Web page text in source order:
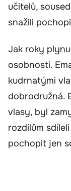
učitelů,
snažili
Jak roky
osobnosti.
kudrnatými
dobrodružná.
vlasy, byl
rozdílům
pochopit jen